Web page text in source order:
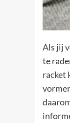
Als jij
te
racket